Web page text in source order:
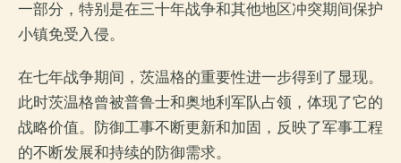
一部分，特别是在三十年战争和其他地区冲突期间保护
小镇免受入侵。
在七年战争期间，茨温格的重要性进一步得到了显现。
此时茨温格曾被普鲁士和奥地利军队占领，体现了它的
战略价值。防御工事不断更新和加固，反映了军事工程
的不断发展和持续的防御需求。